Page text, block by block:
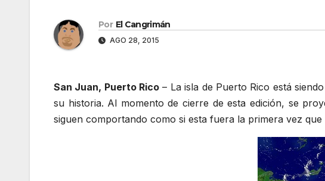
Por El Cangrimán
AGO 28, 2015
San Juan, Puerto Rico – La isla de Puerto Rico está
su historia. Al momento de cierre de esta edición, se
siguen comportando como si esta fuera la primera vez